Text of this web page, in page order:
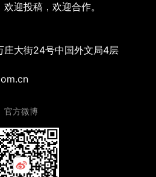
迎投稿，欢迎合作。
庄大街24号中国外文局4层
官方微博